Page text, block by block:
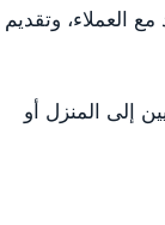
العملاء، وتقديم
إلى المنزل أو